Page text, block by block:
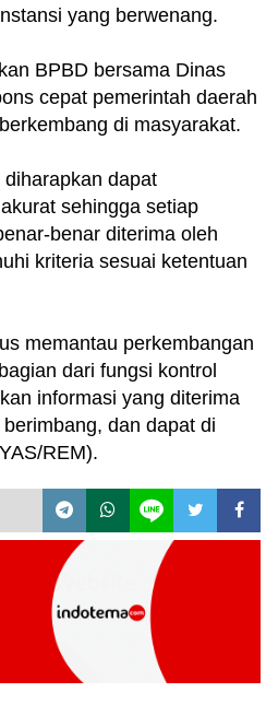
yang berwenang.
BPBD bersama Dinas
cepat pemerintah daerah
di masyarakat.
dapat
sehingga setiap
benar diterima oleh
kriteria sesuai ketentuan
memantau perkembangan
dari fungsi kontrol
informasi yang diterima
dan dapat di
REM).